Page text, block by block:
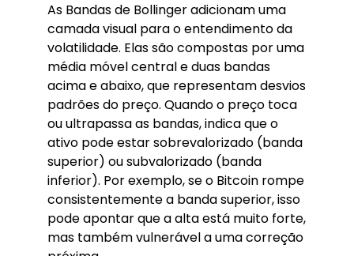
As Bandas de Bollinger adicionam uma
camada visual para o entendimento da
volatilidade. Elas são compostas por uma
média móvel central e duas bandas
acima e abaixo, que representam desvios
padrões do preço. Quando o preço toca
ou ultrapassa as bandas, indica que o
ativo pode estar sobrevalorizado (banda
superior) ou subvalorizado (banda
inferior). Por exemplo, se o Bitcoin rompe
consistentemente a banda superior, isso
pode apontar que a alta está muito forte,
mas também vulnerável a uma correção